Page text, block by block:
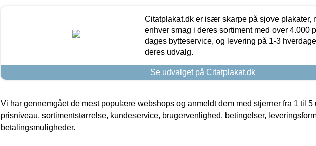
Citatplakat.dk er især skarpe på sjove plakater,
enhver smag i deres sortiment med over 4.000
dages bytteservice, og levering på 1-3
deres udvalg.
Se udvalget på Citatplakat.dk
Vi har gennemgået de mest populære webshops og anmeldt dem med stjerner fra 1 til 5
prisniveau, sortimentstørrelse, kundeservice, brugervenlighed, betingelser,
betalingsmuligheder.